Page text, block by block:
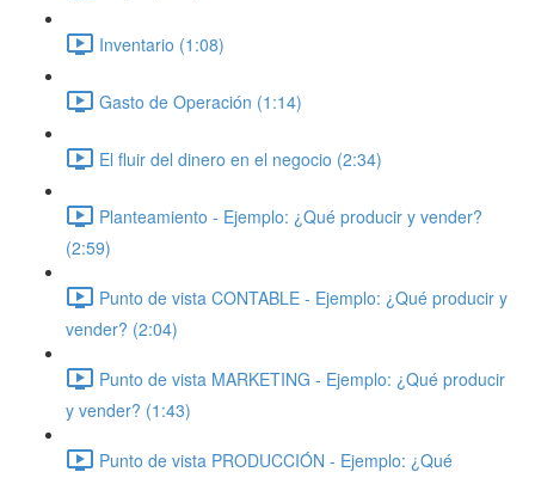
Inventario (1:08)
Gasto de Operación (1:14)
El fluir del dinero en el negocio (2:34)
Planteamiento - Ejemplo: ¿Qué producir y vender?
(2:59)
Punto de vista CONTABLE - Ejemplo: ¿Qué producir y
vender? (2:04)
Punto de vista MARKETING - Ejemplo: ¿Qué producir
y vender? (1:43)
Punto de vista PRODUCCIÓN - Ejemplo: ¿Qué